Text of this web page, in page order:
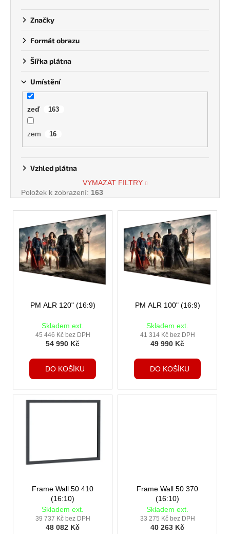
Značky
Formát obrazu
Šířka plátna
Umístění
zeď 163
zem 16
Vzhled plátna
VYMAZAT FILTRY
Položek k zobrazení: 163
V
PM ALR 120" (16:9)
Skladem ext.
45 446 Kč bez DPH
54 990 Kč
DO KOŠÍKU
PM ALR 100" (16:9)
Skladem ext.
41 314 Kč bez DPH
49 990 Kč
DO KOŠÍKU
Frame Wall 50 410
(16:10)
Skladem ext.
39 737 Kč bez DPH
48 082 Kč
Frame Wall 50 370
(16:10)
Skladem ext.
33 275 Kč bez DPH
40 263 Kč